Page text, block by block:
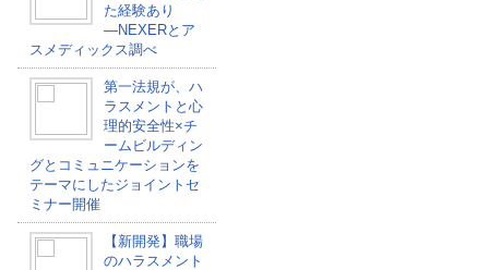
た経験あり
―NEXERとア
スメディックス調べ
第一法規が、ハ
ラスメントと心
理的安全性×チ
ームビルディン
グとコミュニケーションを
テーマにしたジョイントセ
ミナー開催
【新開発】職場
のハラスメント